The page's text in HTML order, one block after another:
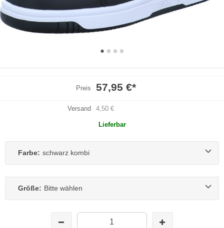
Preis 57,95 €*
Versand 4,50 €
Lieferbar
Farbe: schwarz kombi
Größe: Bitte wählen